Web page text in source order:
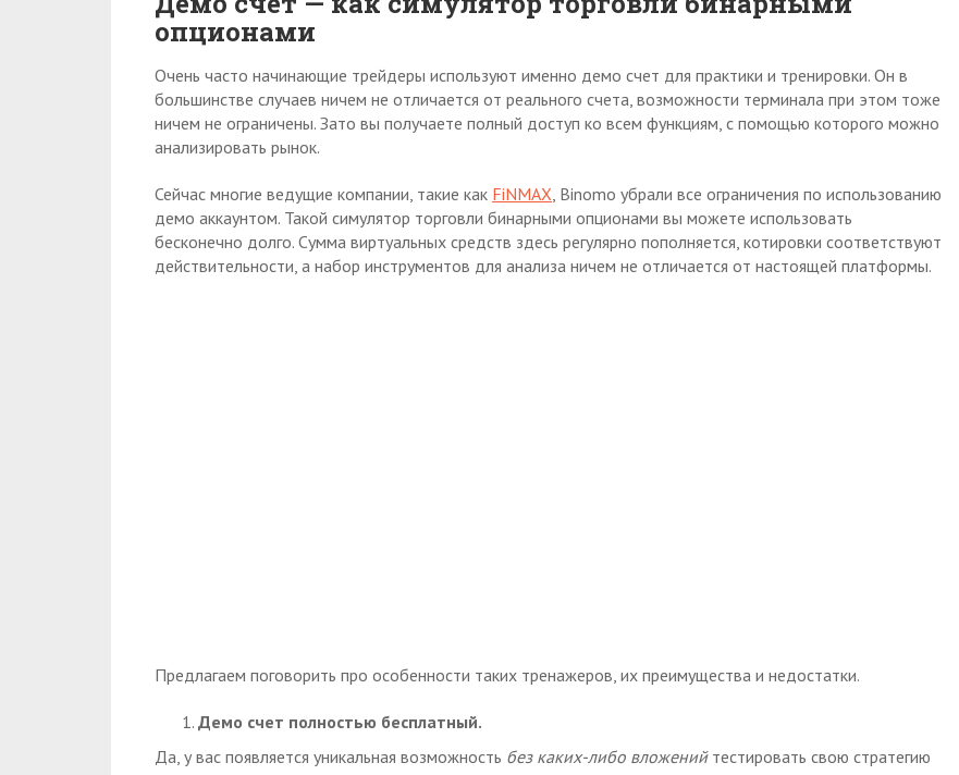
опционами
Очень часто начинающие трейдеры используют именно демо счет для практики и тренировки. Он в
большинстве случаев ничем не отличается от реального счета, возможности терминала при этом тоже
ничем не ограничены. Зато вы получаете полный доступ ко всем функциям, с помощью которого можно
анализировать рынок.
Сейчас многие ведущие компании, такие как FiNMAX , Binomo убрали все ограничения по использованию
демо аккаунтом. Такой симулятор торговли бинарными опционами вы можете использовать
бесконечно долго. Сумма виртуальных средств здесь регулярно пополняется, котировки соответствуют
действительности, а набор инструментов для анализа ничем не отличается от настоящей платформы.
Предлагаем поговорить про особенности таких тренажеров, их преимущества и недостатки.
Демо счет полностью бесплатный.
Да, у вас появляется уникальная возможность без каких-либо вложенийтестировать свою стратегию